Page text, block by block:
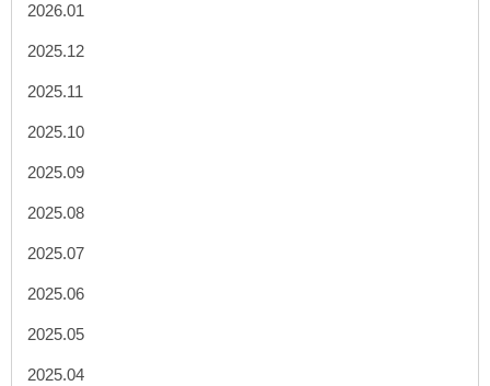
2026.01
2025.12
2025.11
2025.10
2025.09
2025.08
2025.07
2025.06
2025.05
2025.04